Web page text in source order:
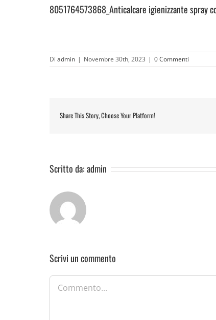
8051764573868_Anticalcare igienizzante spray
Di admin | Novembre 30th, 2023 | 0 Commenti
Share This Story, Choose Your Platform!
Scritto da:admin
Scrivi un commento
Commento